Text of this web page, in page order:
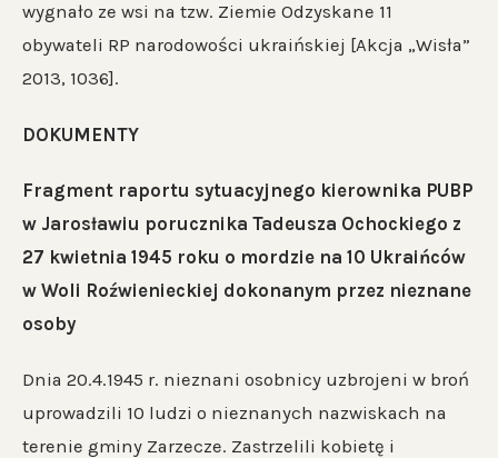
wygnało ze wsi na tzw. Ziemie Odzyskane 11
obywateli RP narodowości ukraińskiej [Akcja „Wisła”
2013, 1036].
DOKUMENTY
Fragment raportu sytuacyjnego kierownika PUBP
w Jarosławiu porucznika Tadeusza Ochockiego z
27 kwietnia 1945 roku o mordzie na 10 Ukraińców
w Woli Roźwienieckiej dokonanym przez nieznane
osoby
Dnia 20.4.1945 r. nieznani osobnicy uzbrojeni w broń
uprowadzili 10 ludzi o nieznanych nazwiskach na
terenie gminy Zarzecze. Zastrzelili kobietę i